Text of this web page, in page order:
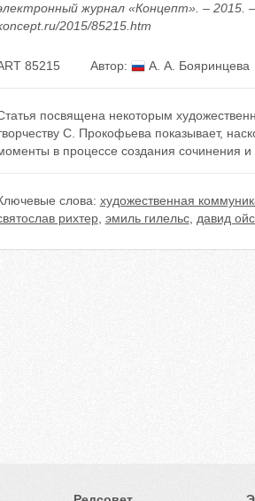
журнал «Концепт». – 2015.
2015/85215.htm
85215 Автор: А. А. Бояринцева
посвящена некоторым
С. Прокофьева показывает,
в процессе создания сочинения и
слова: художественная
рихтер, эмиль гилельс, давид